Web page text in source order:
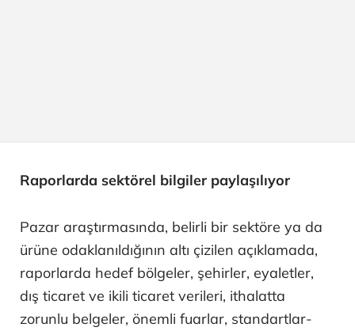
Raporlarda sektörel bilgiler paylaşılıyor
Pazar araştırmasında, belirli bir sektöre ya da
ürüne odaklanıldığının altı çizilen açıklamada,
raporlarda hedef bölgeler, şehirler, eyaletler,
dış ticaret ve ikili ticaret verileri, ithalatta
zorunlu belgeler, önemli fuarlar, standartlar-